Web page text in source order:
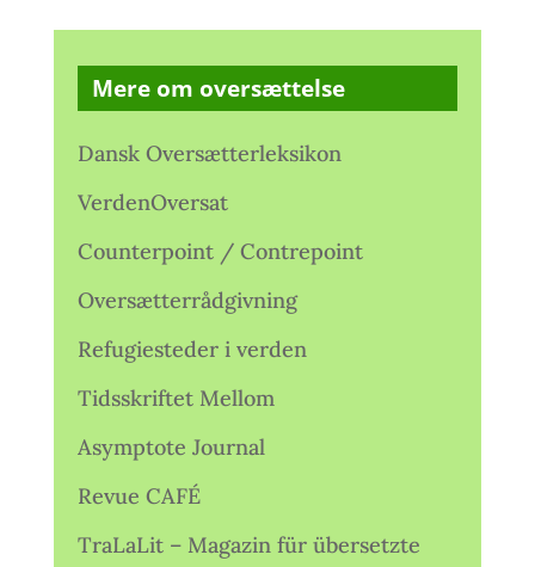
Mere om oversættelse
Dansk Oversætterleksikon
VerdenOversat
Counterpoint / Contrepoint
Oversætterrådgivning
Refugiesteder i verden
Tidsskriftet Mellom
Asymptote Journal
Revue CAFÉ
TraLaLit – Magazin für übersetzte